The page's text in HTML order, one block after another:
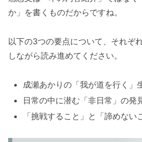
か」を書くものだからですね。
以下の3つの要点について、それぞ
しながら読み進めてください。
成瀬あかりの「我が道を行く」
日常の中に潜む「非日常」の発
「挑戦すること」と「諦めない